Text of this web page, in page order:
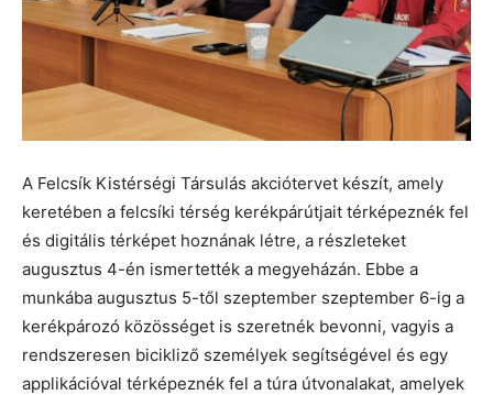
A Felcsík Kistérségi Társulás akciótervet készít, amely
keretében a felcsíki térség kerékpárútjait térképeznék fel
és digitális térképet hoznának létre, a részleteket
augusztus 4-én ismertették a megyeházán. Ebbe a
munkába augusztus 5-től szeptember szeptember 6-ig a
kerékpározó közösséget is szeretnék bevonni, vagyis a
rendszeresen bicikliző személyek segítségével és egy
applikációval térképeznék fel a túra útvonalakat, amelyek